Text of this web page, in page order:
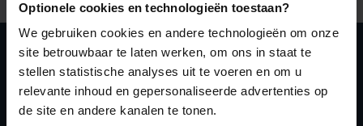
Optionele cookies en technologieën toestaan?
We gebruiken cookies en andere technologieën om onze
site betrouwbaar te laten werken, om ons in staat te
stellen statistische analyses uit te voeren en om u
relevante inhoud en gepersonaliseerde advertenties op
de site en andere kanalen te tonen.
Schrijf je in voor de
nieuwsbrief